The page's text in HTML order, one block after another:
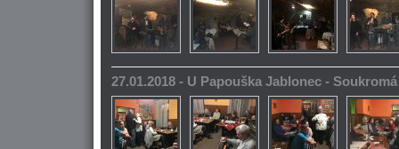
27.01.2018 - U Papouška Jablonec -